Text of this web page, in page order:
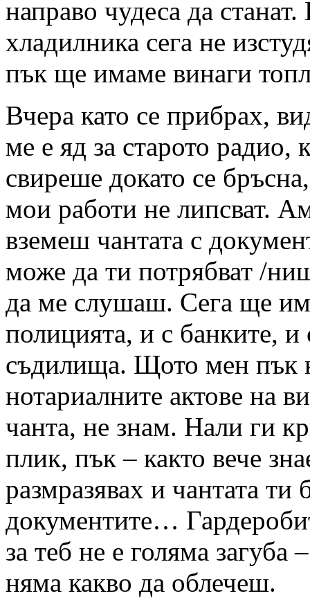
направо чудеса да
хладилника сега не
пък ще имаме винаги
Вчера като се прибрах,
ме е яд за старото радио,
свиреше докато се
мои работи не липсват.
вземеш чантата с
може да ти потрябват /
да ме слушаш. Сега ще
полицията, и с банките,
съдилища. Щото мен пък
нотариалните актове на
чанта, не знам. Нали ги
плик, пък – както вече
размразявах и чантата
документите…
за теб не е голяма загуба
няма какво да облечеш.